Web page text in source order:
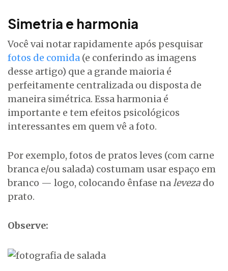
Simetria e harmonia
Você vai notar rapidamente após pesquisar
fotos de comida (e conferindo as imagens
desse artigo) que a grande maioria é
perfeitamente centralizada ou disposta de
maneira simétrica. Essa harmonia é
importante e tem efeitos psicológicos
interessantes em quem vê a foto.
Por exemplo, fotos de pratos leves (com carne
branca e/ou salada) costumam usar espaço em
branco — logo, colocando ênfase naleveza do
prato.
Observe: